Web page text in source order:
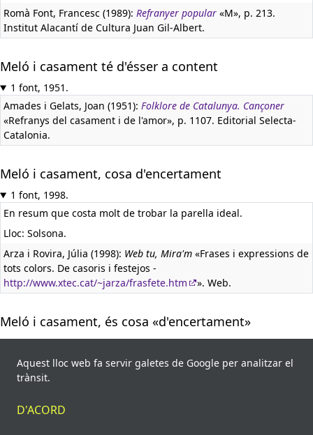
Romà Font, Francesc (1989): Refranyer popular «M», p. 213.
Institut Alacantí de Cultura Juan Gil-Albert.
Meló i casament té d'ésser a content
1 font, 1951.
Amades i Gelats, Joan (1951): Folklore de Catalunya. Cançoner
«Refranys del casament i de l'amor», p. 1107. Editorial Selecta-
Catalonia.
Meló i casament, cosa d'encertament
1 font, 1998.
En resum que costa molt de trobar la parella ideal.
Lloc: Solsona.
Arza i Rovira, Júlia (1998): Web tu, Mira'm «Frases i expressions de
tots colors. De casoris i festejos -
http://www.xtec.cat/~jarza/frasfete.htm
». Web.
Meló i casament, és cosa «d'encertament»
1 font, 2016.
Lloc: Vall de Cabó (Alt Urgell).
Obiols Potensà, Josep (2016):
general», p. 87. Edicions Salòria.
Aquest lloc web fa servir galetes de Google per analitzar el
trànsit.
D'ACORD